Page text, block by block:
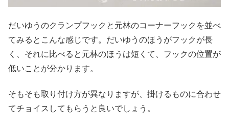
だいゆうのクランプフックと元林のコーナーフックを並べ
てみるとこんな感じです。だいゆうのほうがフックが長
く、それに比べると元林のほうは短くて、フックの位置が
低いことが分かります。
そもそも取り付け方が異なりますが、掛けるものに合わせ
てチョイスしてもらうと良いでしょう。